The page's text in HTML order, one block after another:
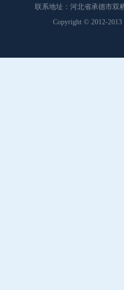
联系地址：河北省承德市双
Copyright © 2012-2013